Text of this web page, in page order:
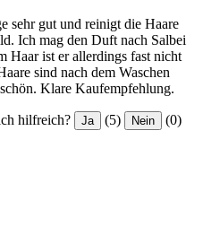
sehr gut und reinigt die Haare
Ich mag den Duft nach Salbei
Haar ist er allerdings fast nicht
sind nach dem Waschen
Klare Kaufempfehlung.
hilfreich? Ja (5) Nein (0)